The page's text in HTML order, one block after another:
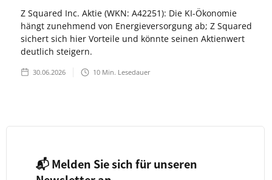
Z Squared Inc. Aktie (WKN: A42251): Die KI-Ökonomie
hängt zunehmend von Energieversorgung ab; Z Squared
sichert sich hier Vorteile und könnte seinen Aktienwert
deutlich steigern.
30.06.2026 10 Min. Lesedauer
📬 Melden Sie sich für unseren